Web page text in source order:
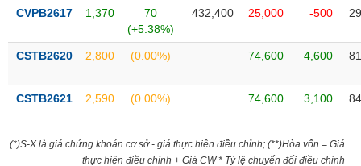
CVPB2617 1,370
70
(+5.38%)
432,400 25,000 -500
CSTB2620 2,800 (0.00%) 74,600 4,600
CSTB2621 2,590 (0.00%) 74,600 3,100
(*)S-X là giá chứng khoán cơ sở - giá thực hiện điều chỉnh; (**)Hòa vốn = Giá
thực hiện điều chỉnh + Giá CW * Tỷ lệ chuyển đổi điều chỉnh
ĐỘNG
khoán
(-)